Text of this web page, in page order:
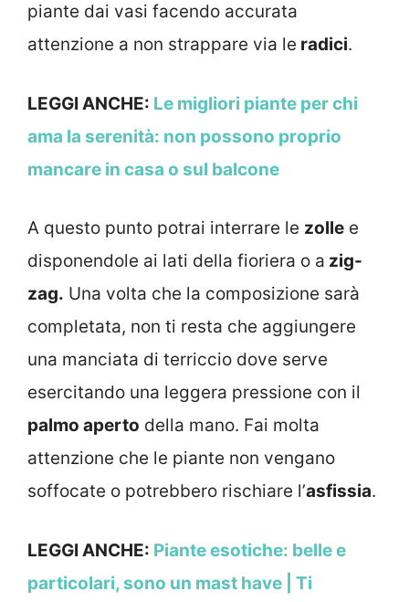
piante dai vasi facendo accurata
attenzione a non strappare via le radici.
LEGGI ANCHE: Le migliori piante per chi
ama la serenità: non possono proprio
mancare in casa o sul balcone
A questo punto potrai interrare le zolle e
disponendole ai lati della fioriera o a zig-
zag. Una volta che la composizione sarà
completata, non ti resta che aggiungere
una manciata di terriccio dove serve
esercitando una leggera pressione con il
palmo aperto della mano. Fai molta
attenzione che le piante non vengano
soffocate o potrebbero rischiare l’asfissia.
LEGGI ANCHE: Piante esotiche: belle e
particolari, sono un mast have | Ti